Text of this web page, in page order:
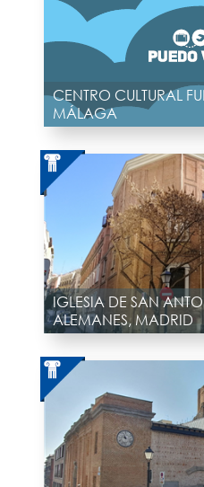
CENTRO CULTURAL
MÁLAGA
IGLESIA DE SAN
ALEMANES, MADRID